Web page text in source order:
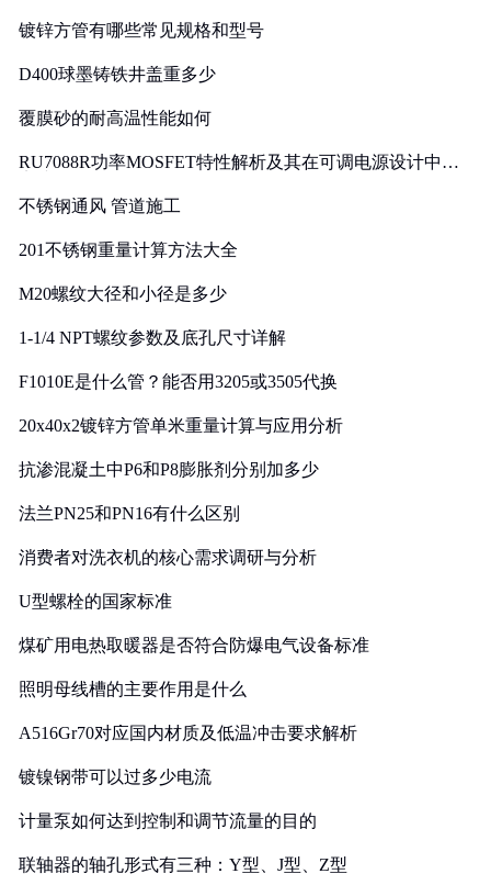
镀锌方管有哪些常见规格和型号
D400球墨铸铁井盖重多少
覆膜砂的耐高温性能如何
RU7088R功率MOSFET特性解析及其在可调电源设计中的
不锈钢通风 管道施工
201不锈钢重量计算方法大全
M20螺纹大径和小径是多少
1-1/4 NPT螺纹参数及底孔尺寸详解
F1010E是什么管？能否用3205或3505代换
20x40x2镀锌方管单米重量计算与应用分析
抗渗混凝土中P6和P8膨胀剂分别加多少
法兰PN25和PN16有什么区别
消费者对洗衣机的核心需求调研与分析
U型螺栓的国家标准
煤矿用电热取暖器是否符合防爆电气设备标准
照明母线槽的主要作用是什么
A516Gr70对应国内材质及低温冲击要求解析
镀镍钢带可以过多少电流
计量泵如何达到控制和调节流量的目的
联轴器的轴孔形式有三种：Y型、J型、Z型